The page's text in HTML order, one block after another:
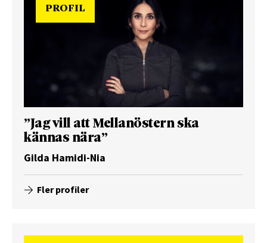
PROFIL
”Jag vill att Mellanöstern ska
kännas nära”
Gilda Hamidi-Nia
Fler profiler